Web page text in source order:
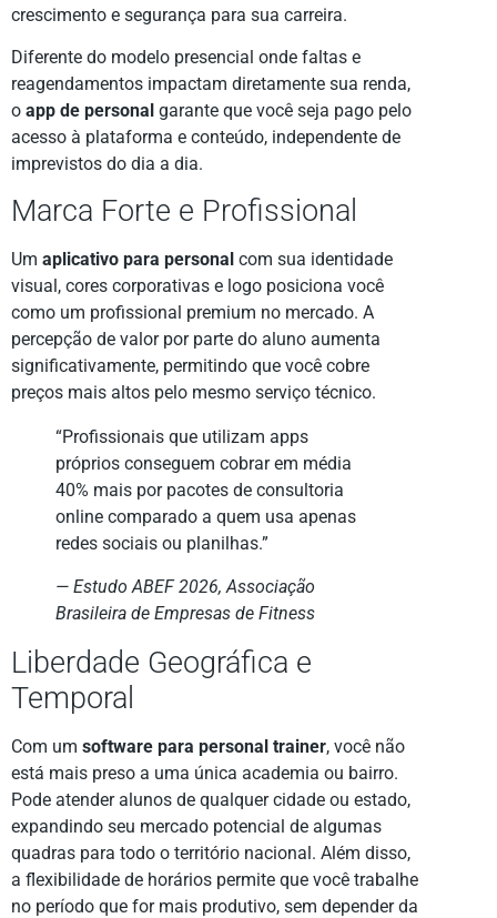
crescimento e segurança para sua carreira.
Diferente do modelo presencial onde faltas e
reagendamentos impactam diretamente sua renda,
o app de personal garante que você seja pago pelo
acesso à plataforma e conteúdo, independente de
imprevistos do dia a dia.
Marca Forte e Profissional
Um aplicativo para personal com sua identidade
visual, cores corporativas e logo posiciona você
como um profissional premium no mercado. A
percepção de valor por parte do aluno aumenta
significativamente, permitindo que você cobre
preços mais altos pelo mesmo serviço técnico.
“Profissionais que utilizam apps
próprios conseguem cobrar em média
40% mais por pacotes de consultoria
online comparado a quem usa apenas
redes sociais ou planilhas.”
— Estudo ABEF 2026, Associação
Brasileira de Empresas de Fitness
Liberdade Geográfica e
Temporal
Com um software para personal trainer, você não
está mais preso a uma única academia ou bairro.
Pode atender alunos de qualquer cidade ou estado,
expandindo seu mercado potencial de algumas
quadras para todo o território nacional. Além disso,
a flexibilidade de horários permite que você trabalhe
no período que for mais produtivo, sem depender da